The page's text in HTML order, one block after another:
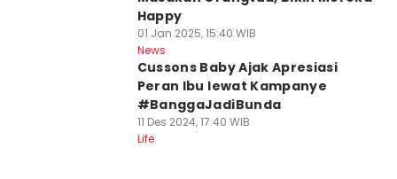
Happy
01 Jan 2025, 15:40 WIB
News
Cussons Baby Ajak Apresiasi
Peran Ibu lewat Kampanye
#BanggaJadiBunda
11 Des 2024, 17:40 WIB
Life